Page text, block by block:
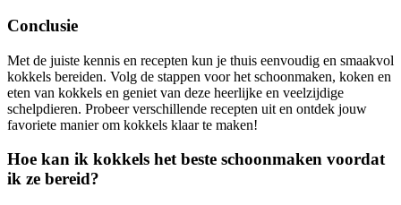
Conclusie
Met de juiste kennis en recepten kun je thuis eenvoudig en smaakvol
kokkels bereiden. Volg de stappen voor het schoonmaken, koken en
eten van kokkels en geniet van deze heerlijke en veelzijdige
schelpdieren. Probeer verschillende recepten uit en ontdek jouw
favoriete manier om kokkels klaar te maken!
Hoe kan ik kokkels het beste schoonmaken voordat
ik ze bereid?